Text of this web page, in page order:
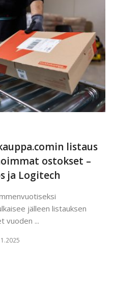
listaus
ostokset –
ja Logitech
jälleen listauksen
vuoden ...